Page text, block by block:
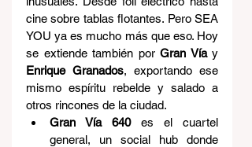
cine sobre tablas flotantes. Pero SEA
YOU ya es mucho más que eso. Hoy
se extiende también por Gran Vía
Enrique Granados, exportando ese
mismo espíritu rebelde y salado a
otros rincones de la ciudad.
Gran Vía 640 es el cuartel
general, un social hub donde